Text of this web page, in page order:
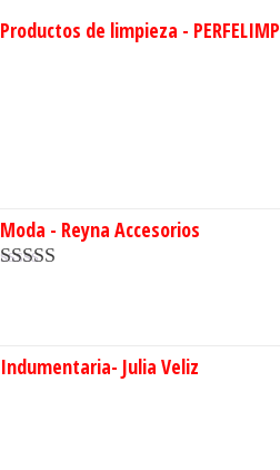
Productos de limpieza - PERFELIMP
Moda - Reyna Accesorios
Indumentaria- Julia Veliz